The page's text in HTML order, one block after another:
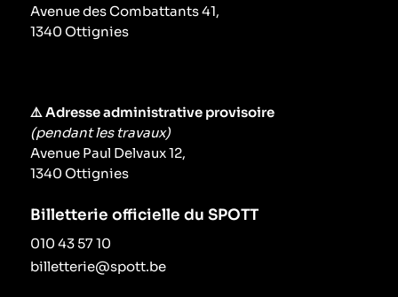
Avenue des Combattants 41,
1340 Ottignies
⚠️ Adresse administrative provisoire
(pendant les travaux)
Avenue Paul Delvaux 12,
1340 Ottignies
Billetterie officielle du SPOTT
010 43 57 10
billetterie@spott.be